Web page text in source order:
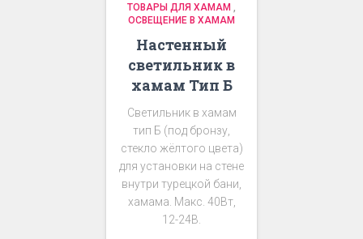
ТОВАРЫ ДЛЯ ХАМАМ
ОСВЕЩЕНИЕ В ХАМАМ
Настенный
светильник в
хамам Тип Б
Светильник в хамам
тип Б (под бронзу,
стекло жёлтого цвета)
для установки на стене
внутри турецкой бани,
хамама. Макс. 40Вт,
12-24В.